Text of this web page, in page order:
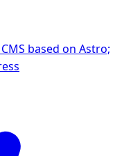
based on Astro;